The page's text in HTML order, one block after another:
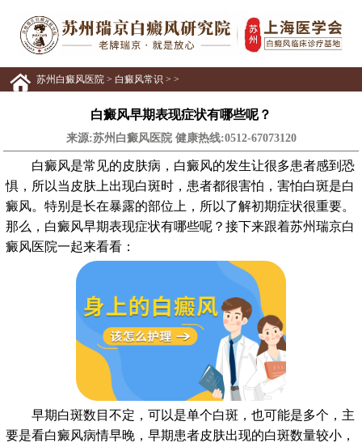
苏州白癜风医院> 白癜风常识 > >
白癜风早期表现症状有哪些呢？
来源:苏州白癜风医院 健康热线:0512-67073120
白癜风是常见的皮肤病，白癜风的发生让很多患者感到恐
惧，所以当皮肤上出现白斑时，患者都很害怕，害怕白斑是白
癜风。特别是长在暴露的部位上，所以了解初期症状很重要。
那么，白癜风早期表现症状有哪些呢？接下来跟着苏州瑞京白
癜风医院一起来看看：
早期白斑数目不定，可以是单个白斑，也可能是多个，主
要是看白癜风病情早晚，早期患者皮肤出现的白斑数量较小，